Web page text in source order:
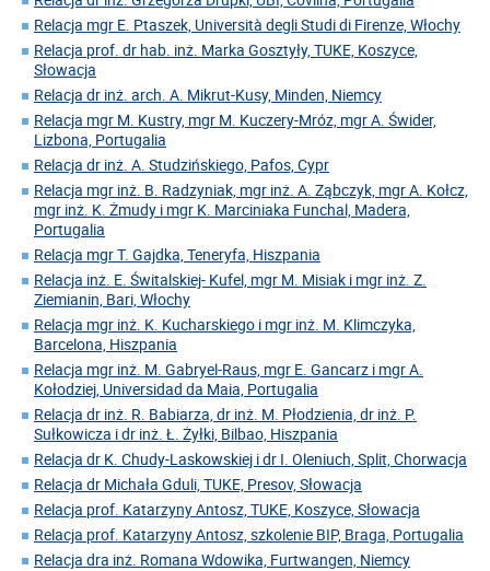
Relacja mgr E. Ptaszek, Università degli Studi di Firenze, Włochy
Relacja prof. dr hab. inż. Marka Gosztyły, TUKE, Koszyce,
Słowacja
Relacja dr inż. arch. A. Mikrut-Kusy, Minden, Niemcy
Relacja mgr M. Kustry, mgr M. Kuczery-Mróz, mgr A. Świder,
Lizbona, Portugalia
Relacja dr inż. A. Studzińskiego, Pafos, Cypr
Relacja mgr inż. B. Radzyniak, mgr inż. A. Ząbczyk, mgr A. Kołcz,
mgr inż. K. Żmudy i mgr K. Marciniaka Funchal, Madera,
Portugalia
Relacja mgr T. Gajdka, Teneryfa, Hiszpania
Relacja inż. E. Świtalskiej- Kufel, mgr M. Misiak i mgr inż. Z.
Ziemianin, Bari, Włochy
Relacja mgr inż. K. Kucharskiego i mgr inż. M. Klimczyka,
Barcelona, Hiszpania
Relacja mgr inż. M. Gabryel-Raus, mgr E. Gancarz i mgr A.
Kołodziej, Universidad da Maia, Portugalia
Relacja dr inż. R. Babiarza, dr inż. M. Płodzienia, dr inż. P.
Sułkowicza i dr inż. Ł. Żyłki, Bilbao, Hiszpania
Relacja dr K. Chudy-Laskowskiej i dr I. Oleniuch, Split, Chorwacja
Relacja dr Michała Gduli, TUKE, Presov, Słowacja
Relacja prof. Katarzyny Antosz, TUKE, Koszyce, Słowacja
Relacja prof. Katarzyny Antosz, szkolenie BIP, Braga, Portugalia
Relacja dra inż. Romana Wdowika, Furtwangen, Niemcy